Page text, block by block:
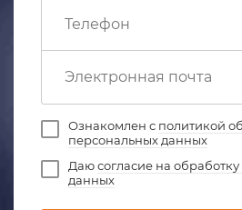
Ознакомлен с политикой
персональных данных
Даюсогласие на
данных